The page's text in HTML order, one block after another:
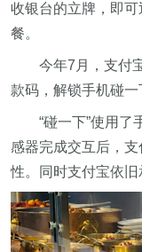
收银台的立牌，即
餐。
今年7月，支付
款码，解锁手机碰一
“碰一下”使用
感器完成交互后，
性。同时支付宝依旧